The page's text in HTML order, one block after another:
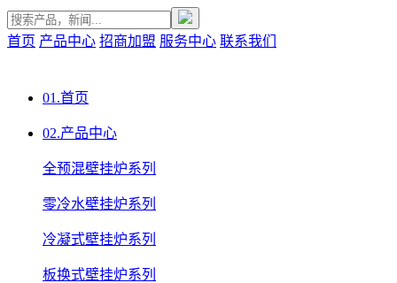
首页 产品中心 招商加盟 服务中心 联系我们
01.首页
02.产品中心
全预混壁挂炉系列
零冷水壁挂炉系列
冷凝式壁挂炉系列
板换式壁挂炉系列